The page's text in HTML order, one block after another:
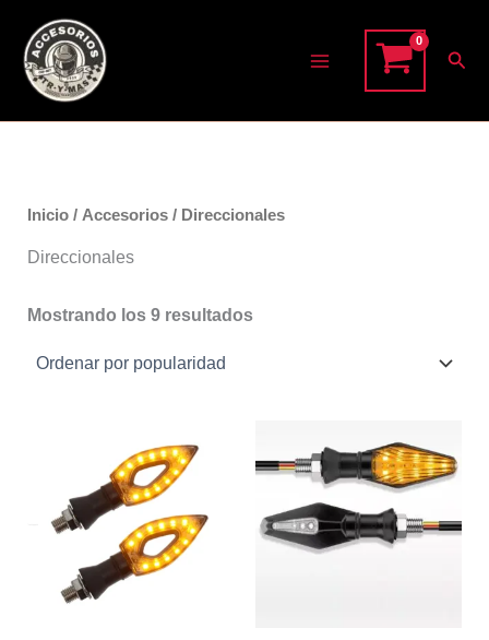
contenido
Inicio/ Accesorios/ Direccionales
Direccionales
Mostrando los 9 resultadosOrdenado